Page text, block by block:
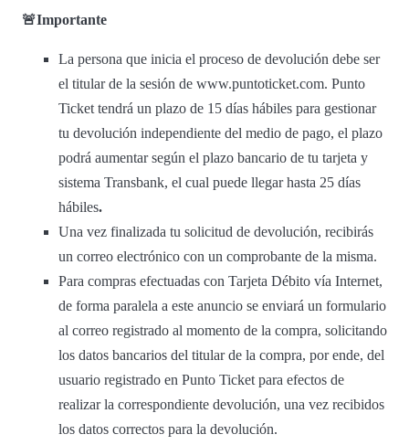
🚨Importante
La persona que inicia el proceso de devolución debe ser
el titular de la sesión de www.puntoticket.com. Punto
Ticket tendrá un plazo de 15 días hábiles para gestionar
tu devolución independiente del medio de pago, el plazo
podrá aumentar según el plazo bancario de tu tarjeta y
sistema Transbank, el cual puede llegar hasta 25 días
hábiles.
Una vez finalizada tu solicitud de devolución, recibirás
un correo electrónico con un comprobante de la misma.
Para compras efectuadas con Tarjeta Débito vía Internet,
de forma paralela a este anuncio se enviará un formulario
al correo registrado al momento de la compra, solicitando
los datos bancarios del titular de la compra, por ende, del
usuario registrado en Punto Ticket para efectos de
realizar la correspondiente devolución, una vez recibidos
los datos correctos para la devolución.